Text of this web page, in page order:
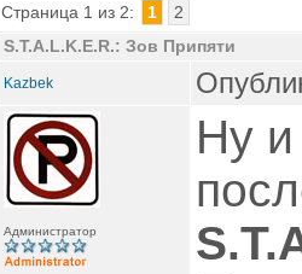
Страница 1 из 2: 1
2
S.T.A.L.K.E.R.: Зов Припяти
Kazbek
Администратор
Ну и